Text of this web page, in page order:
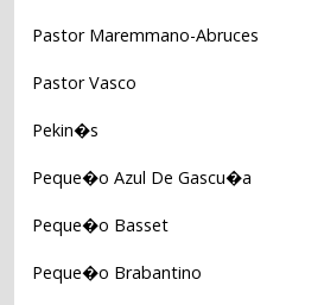
Pastor Maremmano-Abruces
Pastor Vasco
Pekin�s
Peque�o Azul De Gascu�a
Peque�o Basset
Peque�o Brabantino